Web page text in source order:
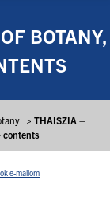
BOTANY,
> THAISZIA –
contents
e-mailom